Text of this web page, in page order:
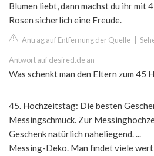
Blumen liebt, dann machst du ihr mit
Rosen sicherlich eine Freude.
Antrag auf Entfernung der Quelle
Antwort auf desired.de an
Was schenkt man den Eltern zum 45
45. Hochzeitstag: Die besten
Messingschmuck. Zur
Geschenk natürlich naheliegend. ...
Messing-Deko. Man findet viele